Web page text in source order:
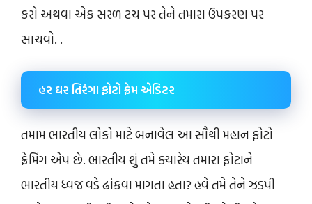
કરો અથવા એક સરળ ટચ પર તેને તમારા ઉપકરણ પર
સાચવો. .
હર ઘર તિરંગા ફોટો ફ્રેમ એડિટર
તમામ ભારતીય લોકો માટે બનાવેલ આ સૌથી મહાન ફોટો
ફ્રેમિંગ એપ છે. ભારતીય શું તમે ક્યારેય તમારા ફોટાને
ભારતીય ધ્વજ વડે ઢાંકવા માગતા હતા? હવે તમે તેને ઝડપી